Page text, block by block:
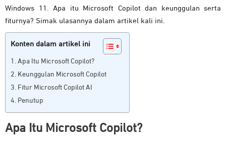
Windows 11. Apa itu Microsoft Copilot dan keunggulan serta
fiturnya? Simak ulasannya dalam artikel kali ini.
Konten dalam artikel ini
Apa Itu Microsoft Copilot?
Keunggulan Microsoft Copilot
Fitur Microsoft Copilot AI
Penutup
Apa Itu Microsoft Copilot?